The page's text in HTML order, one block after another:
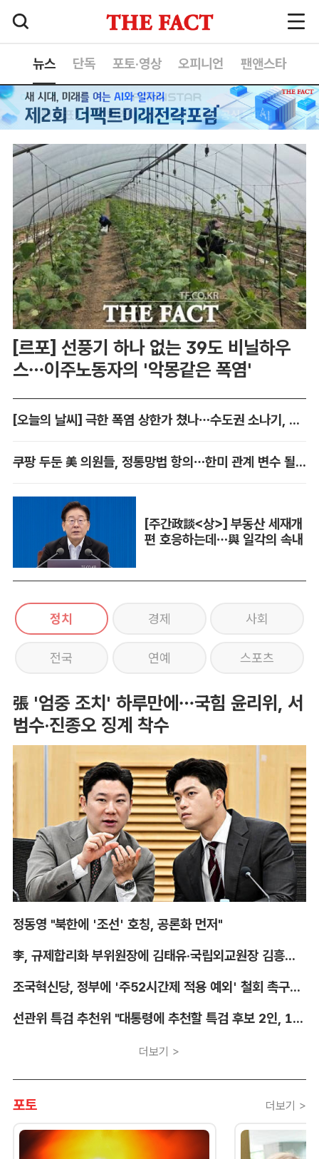
뉴스 단독 포토·영상 오피니언 팬앤스타
[르포] 선풍기 하나 없는 39도 비닐하우
스…이주노동자의 '악몽같은 폭염'
[오늘의 날씨] 극한 폭염 상한가 쳤나…수도권 소나기, 동해안에 폭우
쿠팡 두둔 美 의원들, 정통망법 항의…한미 관계 변수 될까
[주간政談<상>] 부동산 세재개
편 호응하는데…與 일각의 속내
정치 경제 사회
전국 연예 스포츠
張 '엄중 조치' 하루만에…국힘 윤리위, 서
범수·진종오 징계 착수
정동영 "북한에 '조선' 호칭, 공론화 먼저"
李, 규제합리화 부위원장에 김태유·국립외교원장 김흥규 임명
조국혁신당, 정부에 '주52시간제 적용 예외' 철회 촉구…"흥정 대상 아냐"
선관위 특검 추천위 "대통령에 추천할 특검 후보 2인, 14일 확정"
더보기 >
포토 더보기 >